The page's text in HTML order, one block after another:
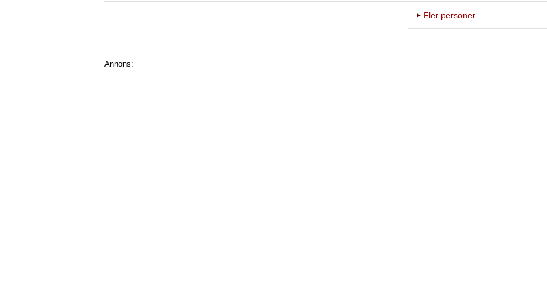
Fler personer
Annons: